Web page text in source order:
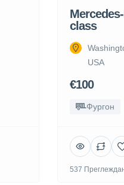
class
USA
€100
Фургон
537